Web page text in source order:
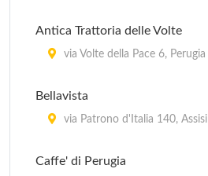
Trattoria da Mario il Rugantino
Trattoria degli Angeli
Antica Trattoria delle Volte
via Volte della Pace 6, Perugia
Bellavista
via Patrono d'Italia 140, Assisi
Caffe' di Perugia